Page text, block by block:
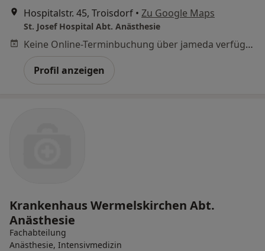
Hospitalstr. 45, Troisdorf • Zu Google Maps
St. Josef Hospital Abt. Anästhesie
Keine Online-Terminbuchung über jameda verfügbar
Profil anzeigen
Krankenhaus Wermelskirchen Abt.
Anästhesie
Fachabteilung
Anästhesie, Intensivmedizin